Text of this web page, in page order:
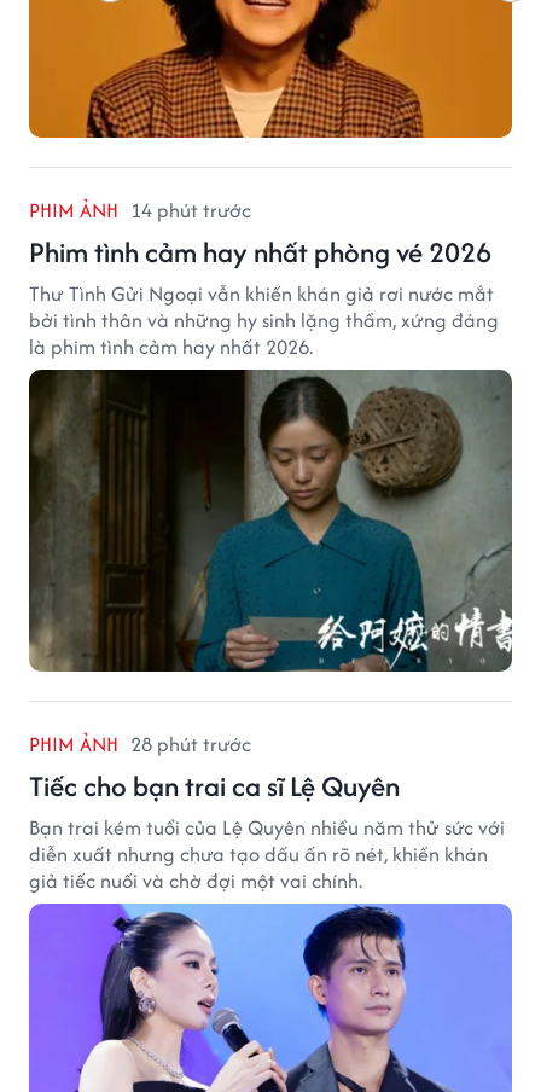
PHIM ẢNH 14 phút trước
Phim tình cảm hay nhất phòng vé 2026
Thư Tình Gửi Ngoại vẫn khiến khán giả rơi nước mắt
bởi tình thân và những hy sinh lặng thầm, xứng đáng
là phim tình cảm hay nhất 2026.
PHIM ẢNH 28 phút trước
Tiếc cho bạn trai ca sĩ Lệ Quyên
Bạn trai kém tuổi của Lệ Quyên nhiều năm thử sức với
diễn xuất nhưng chưa tạo dấu ấn rõ nét, khiến khán
giả tiếc nuối và chờ đợi một vai chính.